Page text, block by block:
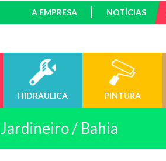
A EMPRESA NOTÍCIAS
HIDRÁULICA PINTURA
Jardineiro / Bahia